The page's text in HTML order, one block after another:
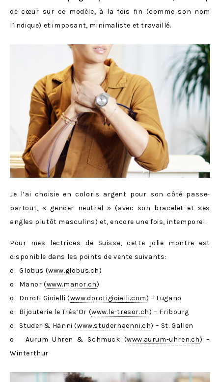
de cœur sur ce modèle, à la fois fin (comme son nom
l’indique) et imposant, minimaliste et travaillé.
Je l’ai choisie en coloris argent pour son côté passe-
partout, « gender neutral » (avec son bracelet et ses
angles plutôt masculins) et, encore une fois, intemporel.
Pour mes lectrices de Suisse, cette jolie montre est
disponible dans les points de vente suivants:
o Globus (www.globus.ch)
o Manor (www.manor.ch)
o Doroti Gioielli (www.dorotigioielli.com) – Lugano
o Bijouterie le Trés’Or (www.le-tresor.ch) – Fribourg
o Studer & Hänni (www.studerhaenni.ch) – St. Gallen
o Aurum Uhren & Schmuck (www.aurum-uhren.ch) –
Winterthur